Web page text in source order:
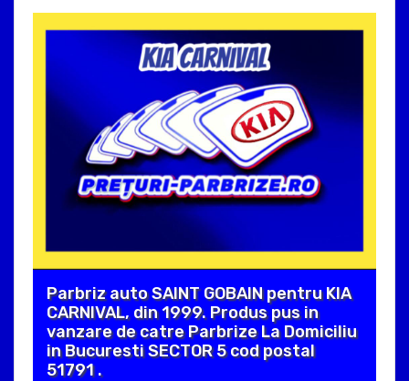
Parbriz auto SAINT GOBAIN pentru KIA
CARNIVAL, din 1999. Produs pus in
vanzare de catre Parbrize La Domiciliu
in Bucuresti SECTOR 5 cod postal
51791 .